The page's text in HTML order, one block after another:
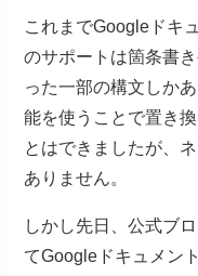
これまでGoogleドキ
のサポートは箇条書
った一部の構文しか
能を使うことで置き
とはできましたが、
ありません。
しかし先日、公式ブ
てGoogleドキュメン